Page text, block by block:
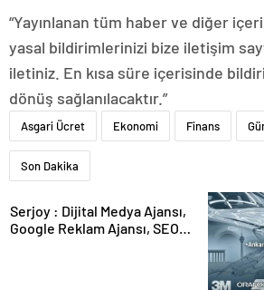
“Yayınlanan tüm haber ve diğer
yasal bildirimlerinizi bize iletişim
iletiniz. En kısa süre içerisinde
dönüş sağlanılacaktır.”
Asgari Ücret Ekonomi Finans
Son Dakika
Serjoy : Dijital Medya Ajansı,
Google Reklam Ajansı, SEO